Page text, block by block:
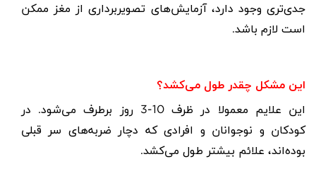
جدی‌تری وجود دارد، آزمایش‌های تصویربرداری از مغز ممکن
است لازم باشد.
این مشکل چقدر طول می‌کشد؟
این علایم معمولا در ظرف 10-3 روز برطرف می‌شود. در
کودکان و نوجوانان و افرادی که دچار ضربه‌های سر قبلی
بوده‌اند، علائم بیشتر طول می‌کشد.